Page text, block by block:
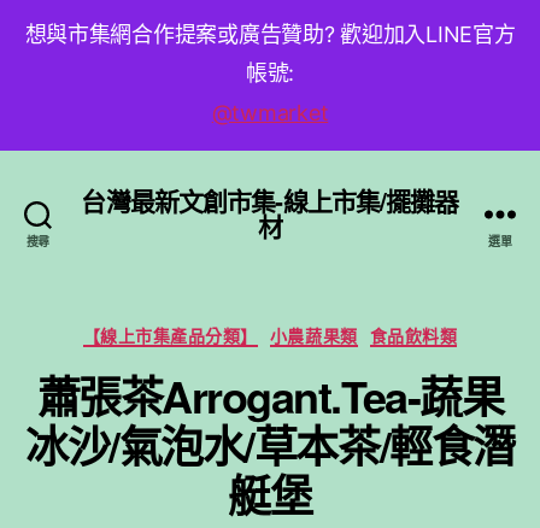
想與市集網合作提案或廣告贊助? 歡迎加入LINE官方
帳號:
@twmarket
搜尋
台灣最新文創市集-線上市集/擺攤器
材 選單
分
類
【線上市集產品分類】 小農蔬果類 食品飲料類
蕭張茶Arrogant.Tea-蔬果
冰沙/氣泡水/草本茶/輕食潛
艇堡